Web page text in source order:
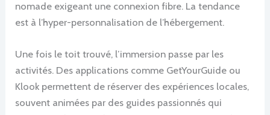
nomade exigeant une connexion fibre. La tendance
est à l’hyper-personnalisation de l’hébergement.
Une fois le toit trouvé, l’immersion passe par les
activités. Des applications comme GetYourGuide ou
Klook permettent de réserver des expériences locales,
souvent animées par des guides passionnés qui